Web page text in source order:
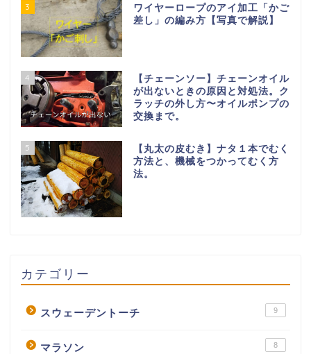
3
ワイヤーロープのアイ加工「かご
差し」の編み方【写真で解説】
4
【チェーンソー】チェーンオイル
が出ないときの原因と対処法。ク
ラッチの外し方〜オイルポンプの
交換まで。
5
【丸太の皮むき】ナタ１本でむく
方法と、機械をつかってむく方
法。
カテゴリー
スウェーデントーチ 9
マラソン 8